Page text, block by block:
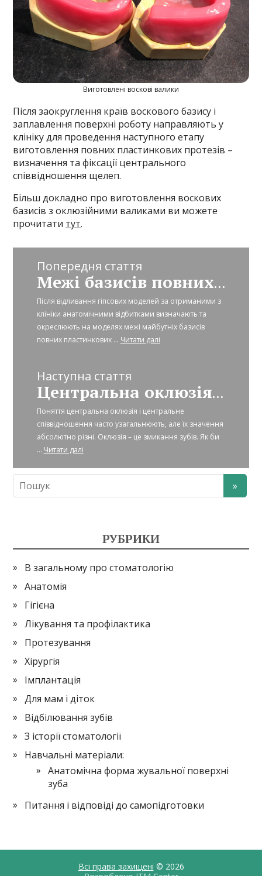
Виготовлені воскові валики
Після заокруглення країв воскового базису і
заплавлення поверхні роботу направляють у
клініку для проведення наступного етапу
виготовлення повних пластинкових протезів –
визначення та фіксації центрального
співвідношення щелеп.
Більш докладно про виготовлення воскових
базисів з оклюзійними валиками ви можете
прочитати тут.
Попередня стаття
Межі базисів повних пластинкових протезів
Після відливання гіпсових моделей за отриманими з
клініки анатомічними відбитками визначають та
окреслюють на моделях межі майбутніх базисів
повних пластинкових ... Читати далі
Наступна стаття
Центральна оклюзія і центральне співвідношення щелеп
Поняття центральна оклюзія і центральне
співвідношення часто узагальнюють, але їх значення
абсолютно різні. Оклюзія – це змикання зубів. Як би
... Читати далі
РУБРИКИ
В загальному про стоматологію
Анатомія
Гігієна
Лікування та профілактика
Протезування
Хірургія
Імплантація
Для мам і діток
Відбілювання зубів
З історії стоматології
Навчальні матеріали:
Анатомічна форма жувальної поверхні
зуба
Питання і відповіді до самопідготовки
Всі права захищені © 2026